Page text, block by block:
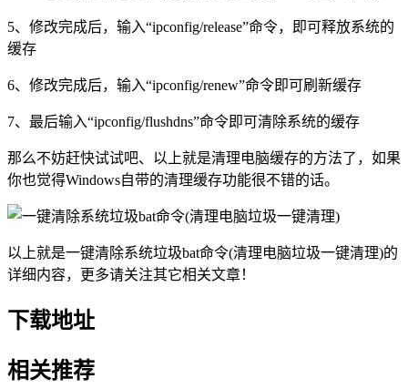
5、修改完成后，输入“ipconfig/release”命令，即可释放系统的
缓存
6、修改完成后，输入“ipconfig/renew”命令即可刷新缓存
7、最后输入“ipconfig/flushdns”命令即可清除系统的缓存
那么不妨赶快试试吧、以上就是清理电脑缓存的方法了，如果
你也觉得Windows自带的清理缓存功能很不错的话。
以上就是一键清除系统垃圾bat命令(清理电脑垃圾一键清理)的
详细内容，更多请关注其它相关文章！
下载地址
相关推荐